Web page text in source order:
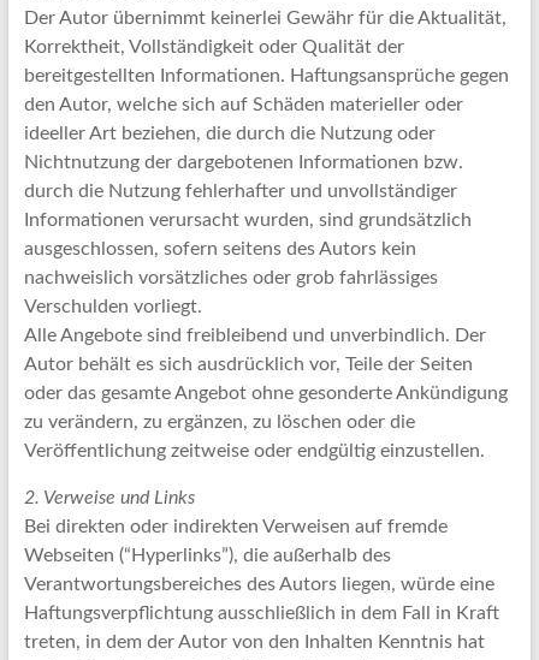
Der Autor übernimmt keinerlei Gewähr für die Aktualität,
Korrektheit, Vollständigkeit oder Qualität der
bereitgestellten Informationen. Haftungsansprüche gegen
den Autor, welche sich auf Schäden materieller oder
ideeller Art beziehen, die durch die Nutzung oder
Nichtnutzung der dargebotenen Informationen bzw.
durch die Nutzung fehlerhafter und unvollständiger
Informationen verursacht wurden, sind grundsätzlich
ausgeschlossen, sofern seitens des Autors kein
nachweislich vorsätzliches oder grob fahrlässiges
Verschulden vorliegt.
Alle Angebote sind freibleibend und unverbindlich. Der
Autor behält es sich ausdrücklich vor, Teile der Seiten
oder das gesamte Angebot ohne gesonderte Ankündigung
zu verändern, zu ergänzen, zu löschen oder die
Veröffentlichung zeitweise oder endgültig einzustellen.
2. Verweise und Links
Bei direkten oder indirekten Verweisen auf fremde
Webseiten (“Hyperlinks”), die außerhalb des
Verantwortungsbereiches des Autors liegen, würde eine
Haftungsverpflichtung ausschließlich in dem Fall in Kraft
treten, in dem der Autor von den Inhalten Kenntnis hat